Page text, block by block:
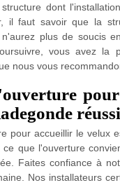
dont
il faut savoir que la
plus de soucis
vous avez la
nous vous
pour accueillir le velux
que l'ouverture
Faites confiance à
Nos installateurs